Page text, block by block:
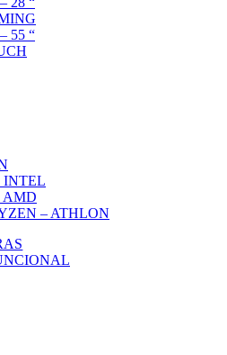
55 “
INTEL
AMD
– ATHLON